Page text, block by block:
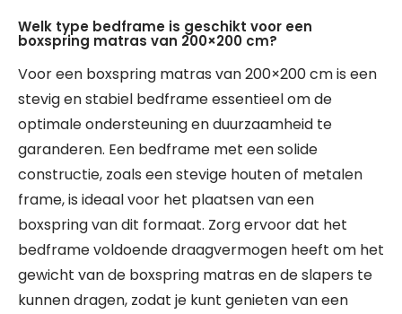
Welk type bedframe is geschikt voor een
boxspring matras van 200×200 cm?
Voor een boxspring matras van 200×200 cm is een
stevig en stabiel bedframe essentieel om de
optimale ondersteuning en duurzaamheid te
garanderen. Een bedframe met een solide
constructie, zoals een stevige houten of metalen
frame, is ideaal voor het plaatsen van een
boxspring van dit formaat. Zorg ervoor dat het
bedframe voldoende draagvermogen heeft om het
gewicht van de boxspring matras en de slapers te
kunnen dragen, zodat je kunt genieten van een